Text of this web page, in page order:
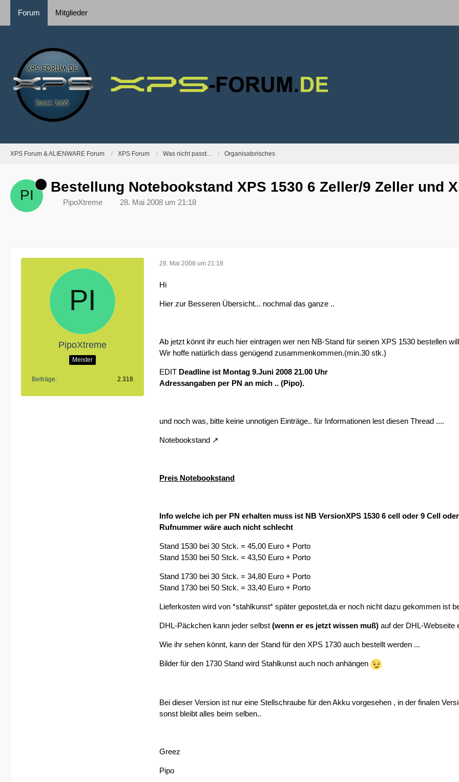
Forum Mitglieder
XPS Forum & ALIENWARE Forum XPS Forum Was nicht passt... Organisatorisches
Bestellung Notebookstand XPS 1530 6 Zeller/9 Zeller und
PipoXtreme 28. Mai 2008 um 21:18
PipoXtreme
Meister
Beiträge 2.318
28. Mai 2008 um 21:18
Hi
Hier zur Besseren Übersicht... nochmal das ganze ..
Ab jetzt könnt ihr euch hier eintragen wer nen NB-Stand für seinen XPS 1530 bestellen
Wir hoffe natürlich dass genügend zusammenkommen.(min.30 stk.)
EDIT Deadline ist Montag 9.Juni 2008 21.00 Uhr
Adressangaben per PN an mich .. (Pipo).
und noch was, bitte keine unnotigen Einträge.. für Informationen lest diesen Thread ....
Notebookstand
Preis Notebookstand
Info welche ich per PN erhalten muss ist NB VersionXPS 1530 6 cell oder 9 Cell
Rufnummer wäre auch nicht schlecht
Stand 1530 bei 30 Stck. = 45,00 Euro + Porto
Stand 1530 bei 50 Stck. = 43,50 Euro + Porto
Stand 1730 bei 30 Stck. = 34,80 Euro + Porto
Stand 1730 bei 50 Stck. = 33,40 Euro + Porto
Lieferkosten wird von *stahlkunst* später gepostet,da er noch nicht dazu gekommen ist
DHL-Päckchen kann jeder selbst (wenn er es jetzt wissen muß) auf der DHL-Webseite
Wie ihr sehen könnt, kann der Stand für den XPS 1730 auch bestellt werden ...
Bilder für den 1730 Stand wird Stahlkunst auch noch anhängen
Bei dieser Version ist nur eine Stellschraube für den Akku vorgesehen , in der finalen
sonst bleibt alles beim selben..
Greez
Pipo